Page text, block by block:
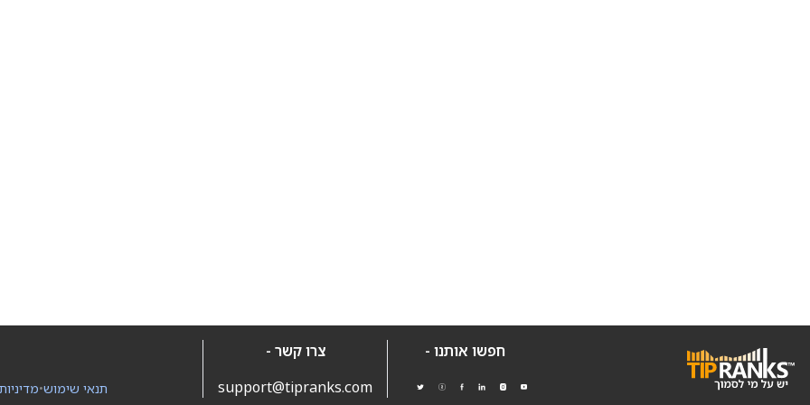
חפשו אותנו -
צרו קשר -
support@tipranks.com
•תנאי שימוש